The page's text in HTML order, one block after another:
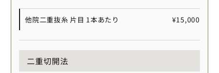
他院二重抜糸 片目 1本あたり ¥15,000
二重切開法